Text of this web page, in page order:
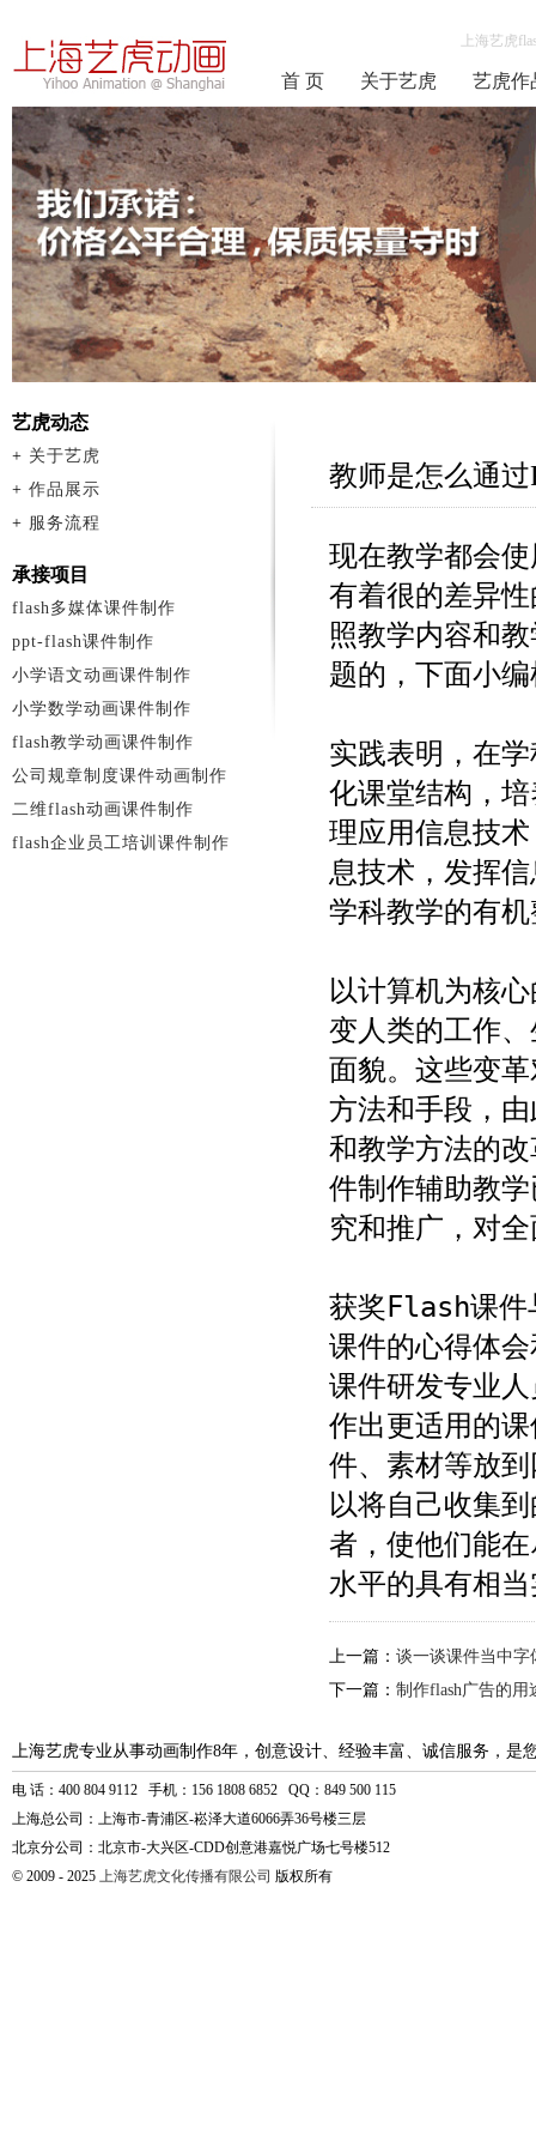
上海艺虎
首 页 关于艺虎 艺虎作
教师是怎么通
现在教学都会
有着很的差异
照教学内容和
题的，下面小
实践表明，在
化课堂结构，
理应用信息技
息技术，发挥
学科教学的有
以计算机为核
变人类的工作
面貌。这些变
方法和手段，
和教学方法的
件制作辅助教
究和推广，对
获奖Flash课件
课件的心得体
课件研发专业
作出更适用的
件、素材等放
以将自己收集
者，使他们能
水平的具有相
上一篇： 谈一谈课件当中字
下一篇： 制作flash广告的用
艺虎动态
+ 关于艺虎
+ 作品展示
+ 服务流程
承接项目
flash多媒体课件制作
ppt-flash课件制作
小学语文动画课件制作
小学数学动画课件制作
flash教学动画课件制作
公司规章制度课件动画制作
二维flash动画课件制作
flash企业员工培训课件制作
上海艺虎专业从事动画制作8年，创意设计、经验丰富、诚信服务，是
电 话：400 804 9112 手机：156 1808 6852 QQ：849 500 115
上海总公司：上海市-青浦区-崧泽大道6066弄36号楼三层
北京分公司：北京市-大兴区-CDD创意港嘉悦广场七号楼512
© 2009 - 2025 上海艺虎文化传播有限公司 版权所有